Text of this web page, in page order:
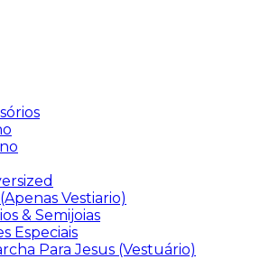
Vestiario)
& Semijoias
Especiais
Para Jesus (Vestuário)